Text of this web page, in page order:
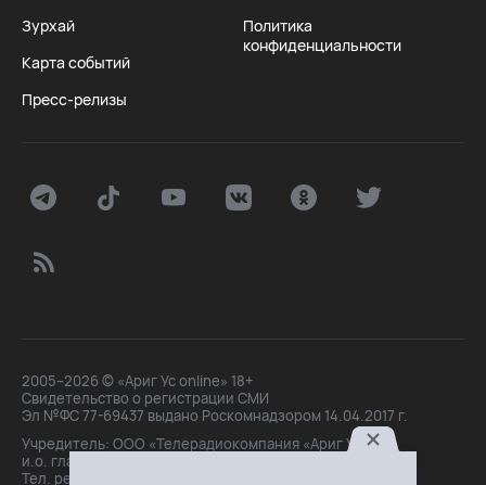
Зурхай
Карта событий
Пресс-релизы
Политика
конфиденциальности
2005–2026 © «Ариг Ус online» 18+
Свидетельство о регистрации СМИ
Эл №ФС 77-69437 выдано Роскомнадзором 14.04.2017 г.
Учредитель: ООО «Телерадиокомпания «Ариг Ус»,
и.о. главного редактора: Маханова О.Б.
Тел. peдakции: +7(3012)21-30-14,